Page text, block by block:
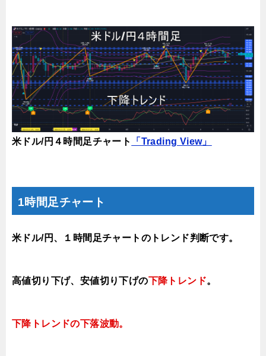
米ドル/円４時間足チャート 「Trading View」
1時間足チャート
米ドル/円、１時間足チャートのトレンド判断です。
高値切り下げ、安値切り下げの下降トレンド。
下降トレンドの下落波動。